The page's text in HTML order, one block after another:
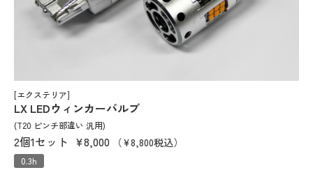
[エクステリア]
LX LEDウィンカーバルブ
(T20 ピンチ部違い 汎用)
2個1セット ¥8,000 （¥8,800税込）
0.3h